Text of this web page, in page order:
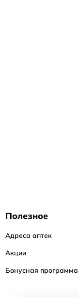
Полезное
Адреса аптек
Акции
Бонусная программа